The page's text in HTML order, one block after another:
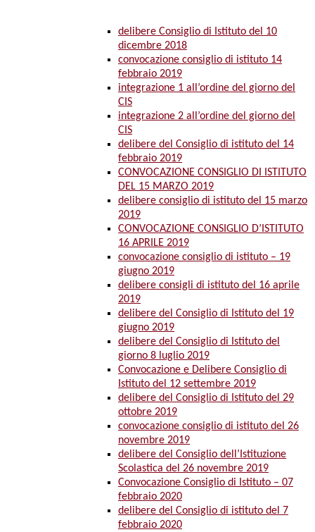
delibere Consiglio di Istituto del 10
dicembre 2018
convocazione consiglio di istituto 14
febbraio 2019
integrazione 1 all’ordine del giorno del
CIS
integrazione 2 all’ordine del giorno del
CIS
delibere del Consiglio di istituto del 14
febbraio 2019
CONVOCAZIONE CONSIGLIO DI ISTITUTO
DEL 15 MARZO 2019
delibere consiglio di istituto del 15 marzo
2019
CONVOCAZIONE CONSIGLIO D’ISTITUTO
16 APRILE 2019
convocazione consiglio di istituto – 19
giugno 2019
delibere consigli di istituto del 16 aprile
2019
delibere del Consiglio di Istituto del 19
giugno 2019
delibere del Consiglio di Istituto del
giorno 8 luglio 2019
Convocazione e Delibere Consiglio di
Istituto del 12 settembre 2019
delibere del Consiglio di Istituto del 29
ottobre 2019
convocazione consiglio di istituto del 26
novembre 2019
delibere del Consiglio dell’Istituzione
Scolastica del 26 novembre 2019
Convocazione Consiglio di Istituto – 07
febbraio 2020
delibere del Consiglio di istituto del 7
febbraio 2020